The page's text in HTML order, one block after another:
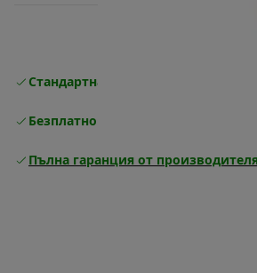
Стандартна безплатна доставка
Безплатно връщане
Пълна гаранция от производителя